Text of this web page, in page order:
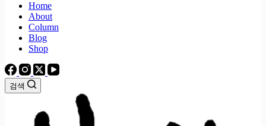
Home
About
Column
Blog
Shop
검색